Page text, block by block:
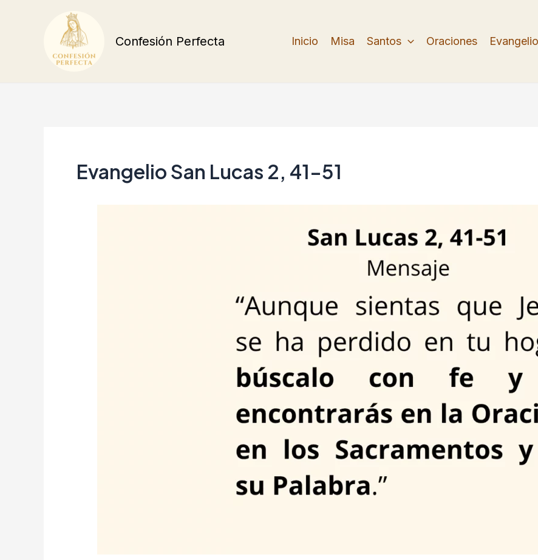
Confesión Perfecta Inicio Misa Santos Oraciones Evangelio
Evangelio San Lucas 2, 41-51